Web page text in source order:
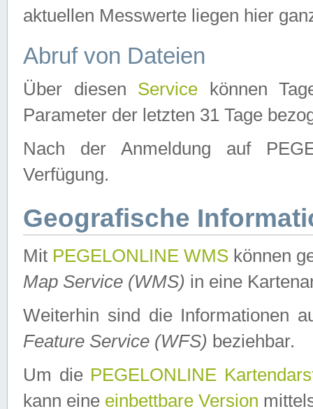
aktuellen Messwerte liegen hier
Abruf von Dateien
Über diesen Service können
Parameter der letzten 31 Tage
Nach der Anmeldung auf
Verfügung.
Geografische
Mit PEGELONLINE WMS können
Map Service (WMS) in eine
Weiterhin sind die Informationen
Feature Service (WFS) beziehbar.
Um die PEGELONLINE
kann eine einbettbare Version